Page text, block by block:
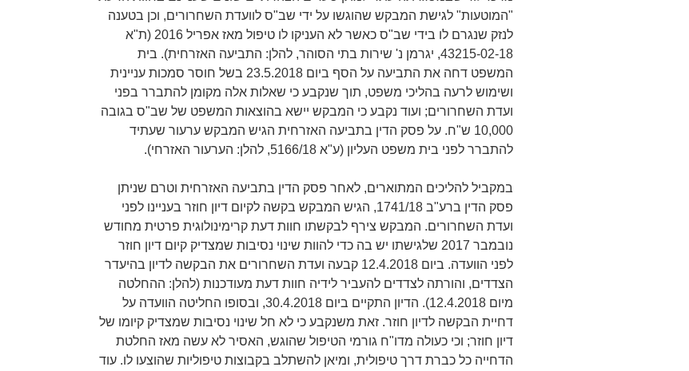
"המוטעות" לגישת המבקש שהוגשו על ידי שב"ס לוועדת השחרורים, וכן בטענה
לנזק שנגרם לו בידי שב"ס כאשר לא העניקו לו טיפול מאז אפריל 2016 (ת"א
43215-02-18, יגרמן נ' שירות בתי הסוהר, להלן: התביעה האזרחית). בית
המשפט דחה את התביעה על הסף ביום 23.5.2018 בשל חוסר סמכות עניינית
ושימוש לרעה בהליכי משפט, תוך שנקבע כי שאלות אלה מקומן להתברר בפני
ועדת השחרורים; ועוד נקבע כי המבקש יישא בהוצאות המשפט של שב"ס בגובה
10,000 ש"ח. על פסק הדין בתביעה האזרחית הגיש המבקש ערעור שעתיד
להתברר לפני בית משפט העליון (ע"א 5166/18, להלן: הערעור האזרחי).
במקביל להליכים המתוארים, לאחר פסק הדין בתביעה האזרחית וטרם שניתן
פסק הדין ברע"ב 1741/18, הגיש המבקש בקשה לקיום דיון חוזר בעניינו לפני
ועדת השחרורים. המבקש צירף לבקשתו חוות דעת קרימינולוגית פרטית מחודש
נובמבר 2017 שלגישתו יש בה כדי להוות שינוי נסיבות שמצדיק קיום דיון חוזר
לפני הוועדה. ביום 12.4.2018 קבעה ועדת השחרורים את הבקשה לדיון בהיעדר
הצדדים, והורתה לצדדים להעביר לידיה חוות דעת מעודכנות (להלן: ההחלטה
מיום 12.4.2018). הדיון התקיים ביום 30.4.2018, ובסופו החליטה הוועדה על
דחיית הבקשה לדיון חוזר. זאת משנקבע כי לא חל שינוי נסיבות שמצדיק קיומו של
דיון חוזר; וכי כעולה מדו"ח גורמי הטיפול שהוגש, האסיר לא עשה מאז החלטת
הדחייה כל כברת דרך טיפולית, ומיאן להשתלב בקבוצות טיפוליות שהוצעו לו. עוד